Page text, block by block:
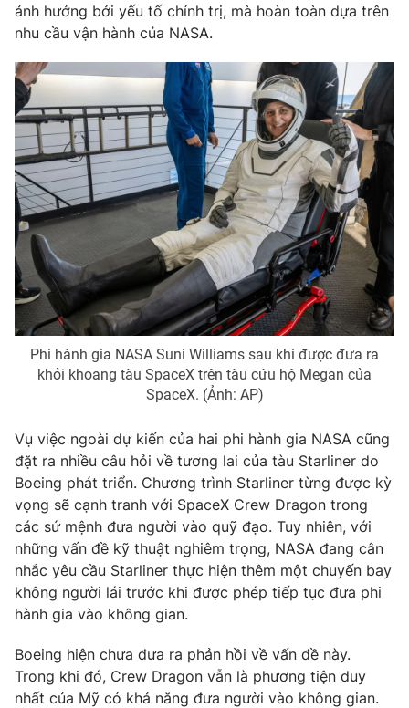
Cơ quan chủ quản:Đài Truyền hình Việt Nam
Cơ quan báo chí:Thời báo VTV
Giấy phép hoạt động báo in và báo điện tử số 483/GP-BTTTT
cấp ngày 29/12/2023
Tổng Biên tập:Vũ Thanh Thủy
Phó Tổng Biên tập:Nguyễn Thị Mỹ Hạnh, Phạm Quốc Thắng,
Nguyễn Trọng Ninh
Tổng đài VTV:024.38 355 931 - 024.38 355 932
Ðiện thoại Thời báo VTV:
024.66 897 897
Email:toasoan@vtv.vn
Liên hệ quảng cáo:024-7300.7108
® Cấm sao chép dưới mọi hình thức nếu không có sự chấp
thuận bằng văn bản. Ghi rõ nguồn VTV.vn khi phát hành lại
thông tin từ website này.
ảnh hưởng bởi yếu tố chính trị, mà hoàn toàn dựa trên
nhu cầu vận hành của NASA.
Phi hành gia NASA Suni Williams sau khi được đưa ra
khỏi khoang tàu SpaceX trên tàu cứu hộ Megan của
SpaceX. (Ảnh: AP)
Vụ việc ngoài dự kiến của hai phi hành gia NASA cũng
đặt ra nhiều câu hỏi về tương lai của tàu Starliner do
Boeing phát triển. Chương trình Starliner từng được kỳ
vọng sẽ cạnh tranh với SpaceX Crew Dragon trong
các sứ mệnh đưa người vào quỹ đạo. Tuy nhiên, với
những vấn đề kỹ thuật nghiêm trọng, NASA đang cân
nhắc yêu cầu Starliner thực hiện thêm một chuyến bay
không người lái trước khi được phép tiếp tục đưa phi
hành gia vào không gian.
Boeing hiện chưa đưa ra phản hồi về vấn đề này.
Trong khi đó, Crew Dragon vẫn là phương tiện duy
nhất của Mỹ có khả năng đưa người vào không gian.